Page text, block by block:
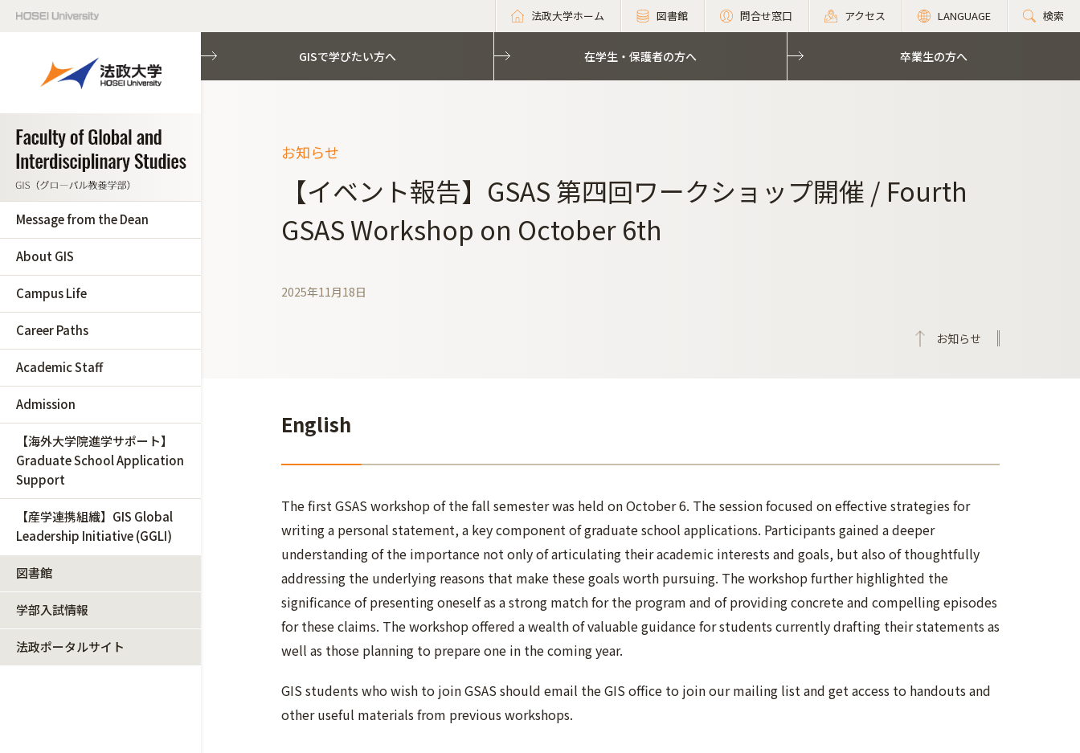
法政大学ホーム 図書館 問合せ窓口 アクセス LANGUAGE 検索
Message from the Dean
About GIS
Campus Life
Career Paths
Academic Staff
Admission
【海外大学院進学サポート】
Graduate School Application
Support
【産学連携組織】GIS Global
Leadership Initiative (GGLI)
図書館
学部入試情報
法政ポータルサイト
GISで学びたい方へ 在学生・保護者の方へ 卒業生の方へ
お知らせ
【イベント報告】GSAS 第四回ワークショップ開催 / Fourth
GSAS Workshop on October 6th
2025年11月18日
お知らせ
English
The first GSAS workshop of the fall semester was held on October 6. The session focused on effective strategies for
writing a personal statement, a key component of graduate school applications. Participants gained a deeper
understanding of the importance not only of articulating their academic interests and goals, but also of thoughtfully
addressing the underlying reasons that make these goals worth pursuing. The workshop further highlighted the
significance of presenting oneself as a strong match for the program and of providing concrete and compelling episodes
for these claims. The workshop offered a wealth of valuable guidance for students currently drafting their statements as
well as those planning to prepare one in the coming year.
GIS students who wish to join GSAS should email the GIS office to join our mailing list and get access to handouts and
other useful materials from previous workshops.